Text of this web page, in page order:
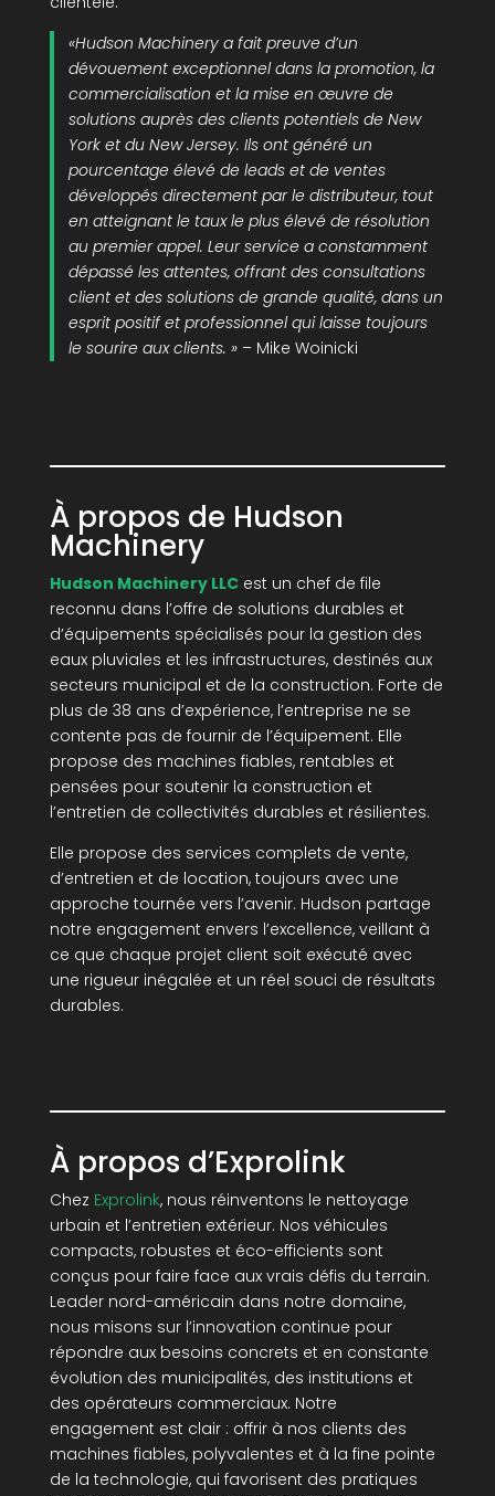
«Hudson Machinery a fait preuve d’un
dévouement exceptionnel dans la promotion, la
commercialisation et la mise en œuvre de
solutions auprès des clients potentiels de New
York et du New Jersey. Ils ont généré un
pourcentage élevé de leads et de ventes
développés directement par le distributeur, tout
en atteignant le taux le plus élevé de résolution
au premier appel. Leur service a constamment
dépassé les attentes, offrant des consultations
client et des solutions de grande qualité, dans un
esprit positif et professionnel qui laisse toujours
le sourire aux clients. » – Mike Woinicki
À propos de Hudson
Machinery
Hudson Machinery LLCest un chef de file
reconnu dans l’offre de solutions durables et
d’équipements spécialisés pour la gestion des
eaux pluviales et les infrastructures, destinés aux
secteurs municipal et de la construction. Forte de
plus de 38 ans d’expérience, l’entreprise ne se
contente pas de fournir de l’équipement. Elle
propose des machines fiables, rentables et
pensées pour soutenir la construction et
l’entretien de collectivités durables et résilientes.
Elle propose des services complets de vente,
d’entretien et de location, toujours avec une
approche tournée vers l’avenir. Hudson partage
notre engagement envers l’excellence, veillant à
ce que chaque projet client soit exécuté avec
une rigueur inégalée et un réel souci de résultats
durables.
À propos d’Exprolink
Chez Exprolink, nous réinventons le nettoyage
urbain et l’entretien extérieur. Nos véhicules
compacts, robustes et éco-efficients sont
conçus pour faire face aux vrais défis du terrain.
Leader nord-américain dans notre domaine,
nous misons sur l’innovation continue pour
répondre aux besoins concrets et en constante
évolution des municipalités, des institutions et
des opérateurs commerciaux. Notre
engagement est clair : offrir à nos clients des
machines fiables, polyvalentes et à la fine pointe
de la technologie, qui favorisent des pratiques